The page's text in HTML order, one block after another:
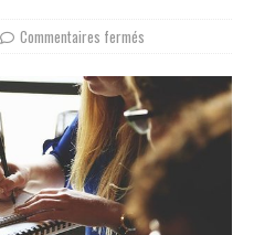
Commentaires fermés